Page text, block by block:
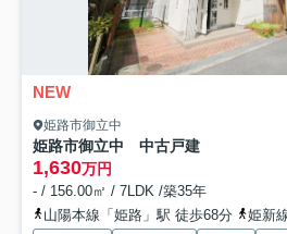
NEW
姫路市御立中
姫路市御立中 中古戸建
1,630万円
- / 156.00㎡ / 7LDK /築35年
山陽本線「姫路」駅 徒歩68分
姫新